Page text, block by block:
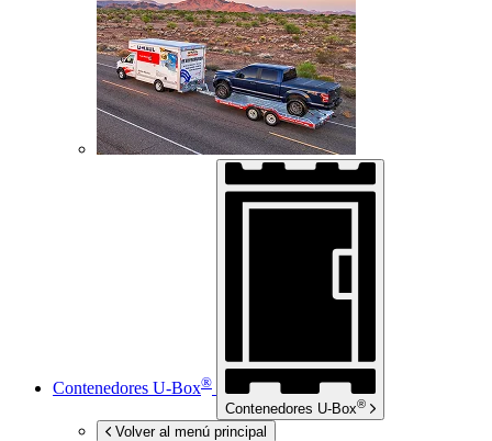
Contenedores U-Box®
Contenedores U-Box®
Volver al menú principal